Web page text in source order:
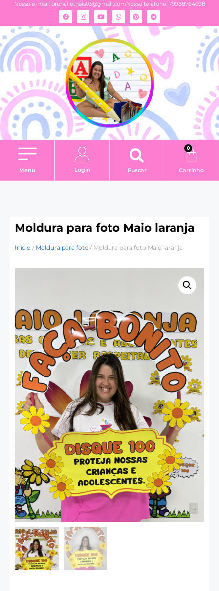
Nosso e-mail: brunellethais03@gmail.comNosso telefone: 79988764098
Menu Login Buscar
0
Carrinho
Moldura para foto Maio laranja
Início / Moldura para foto / Moldura para foto Maio laranja